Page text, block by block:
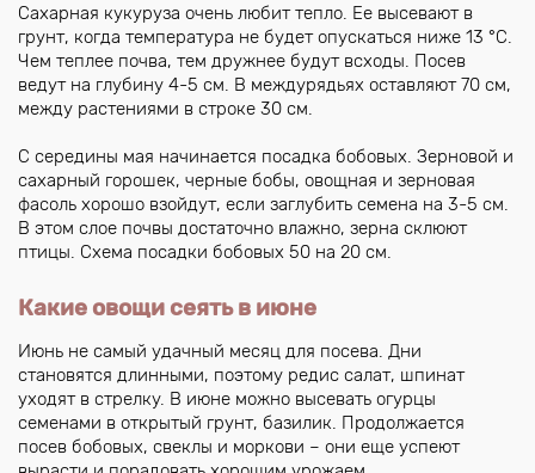
Сахарная кукуруза очень любит тепло. Ее высевают в
грунт, когда температура не будет опускаться ниже 13 °C.
Чем теплее почва, тем дружнее будут всходы. Посев
ведут на глубину 4-5 см. В междурядьях оставляют 70 см,
между растениями в строке 30 см.
С середины мая начинается посадка бобовых. Зерновой и
сахарный горошек, черные бобы, овощная и зерновая
фасоль хорошо взойдут, если заглубить семена на 3-5 см.
В этом слое почвы достаточно влажно, зерна склюют
птицы. Схема посадки бобовых 50 на 20 см.
Какие овощи сеять в июне
Июнь не самый удачный месяц для посева. Дни
становятся длинными, поэтому редис салат, шпинат
уходят в стрелку. В июне можно высевать огурцы
семенами в открытый грунт, базилик. Продолжается
посев бобовых, свеклы и моркови – они еще успеют